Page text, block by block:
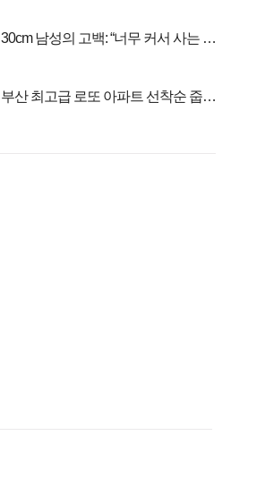
30cm 남성의 고백: “너무 커서 사는 게
부산 최고급 로또 아파트 선착순 줍줍